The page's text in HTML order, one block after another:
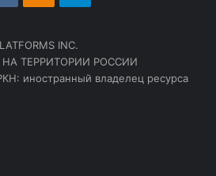
INC.
НА ТЕРРИТОРИИ РОССИИ
иностранный владелец ресурса